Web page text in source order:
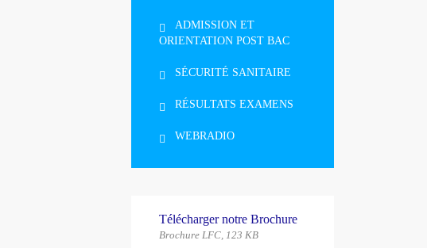
ADMISSION ET
ORIENTATION POST BAC
SÉCURITÉ SANITAIRE
RÉSULTATS EXAMENS
WEBRADIO
Télécharger notre Brochure
Brochure LFC, 123 КB